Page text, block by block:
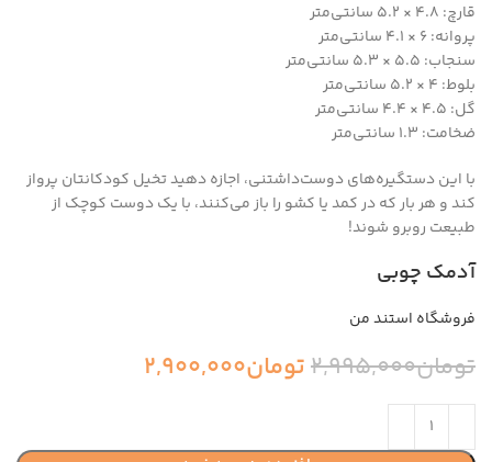
قارچ: ۴.۸ × ۵.۲ سانتی‌متر
پروانه: ۶ × ۴.۱ سانتی‌متر
سنجاب: ۵.۵ × ۵.۳ سانتی‌متر
بلوط: ۴ × ۵.۲ سانتی‌متر
گل: ۴.۵ × ۴.۴ سانتی‌متر
ضخامت: 1.3 سانتی‌متر
با این دستگیره‌های دوست‌داشتنی، اجازه دهید تخیل کودکانتان پرواز
کند و هر بار که در کمد یا کشو را باز می‌کنند، با یک دوست کوچک از
طبیعت روبرو شوند!
آدمک چوبی
فروشگاه استند من
تومان2,995,000تومان2,900,000